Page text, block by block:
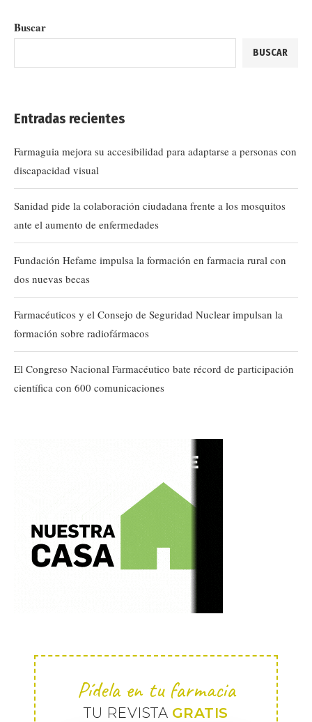
Buscar
BUSCAR
Entradas recientes
Farmaguia mejora su accesibilidad para adaptarse a personas con
discapacidad visual
Sanidad pide la colaboración ciudadana frente a los mosquitos
ante el aumento de enfermedades
Fundación Hefame impulsa la formación en farmacia rural con
dos nuevas becas
Farmacéuticos y el Consejo de Seguridad Nuclear impulsan la
formación sobre radiofármacos
El Congreso Nacional Farmacéutico bate récord de participación
científica con 600 comunicaciones
Pídela en tu farmacia
TU REVISTA GRATIS